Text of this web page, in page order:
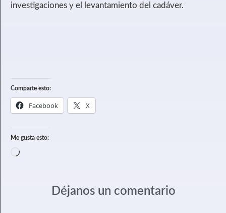
investigaciones y el levantamiento del cadáver.
Comparte esto:
Facebook X
Me gusta esto:
Déjanos un comentario